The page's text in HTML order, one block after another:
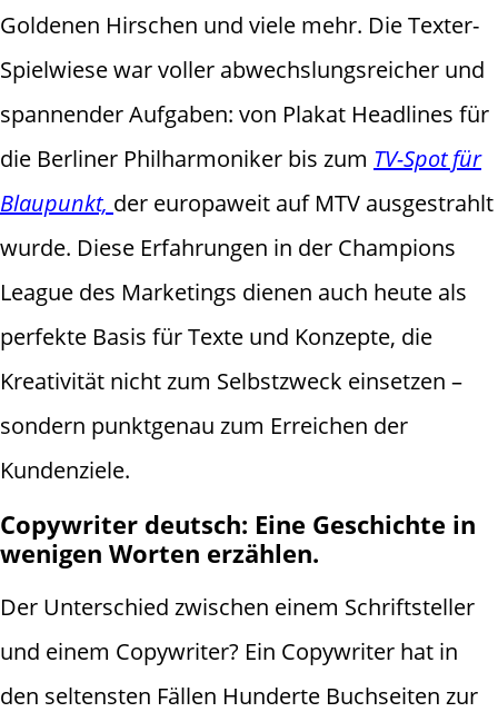
Goldenen Hirschen und viele mehr. Die Texter-
Spielwiese war voller abwechslungsreicher und
spannender Aufgaben: von Plakat Headlines für
die Berliner Philharmoniker bis zum TV-Spot für
Blaupunkt, der europaweit auf MTV ausgestrahlt
wurde. Diese Erfahrungen in der Champions
League des Marketings dienen auch heute als
perfekte Basis für Texte und Konzepte, die
Kreativität nicht zum Selbstzweck einsetzen –
sondern punktgenau zum Erreichen der
Kundenziele.
Copywriter deutsch: Eine Geschichte in
wenigen Worten erzählen.
Der Unterschied zwischen einem Schriftsteller
und einem Copywriter? Ein Copywriter hat in
den seltensten Fällen Hunderte Buchseiten zur